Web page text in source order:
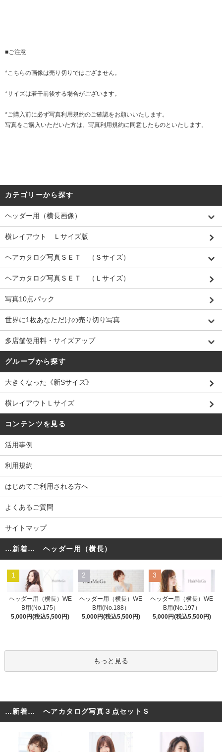
■ご注意
*こちらの画像は売り切りではござません。
*サイズは若干前後する場合がございます。
*ご購入前に必ず写真利用規約のご確認をお願いいたします。
写真をご購入いただいた方は、写真利用規約に同意したものといたします。
カテゴリーから探す
ヘッダー用（横長画像）
横レイアウト Ｌサイズ版
ヘアカタログ写真ＳＥＴ （Ｓサイズ）
ヘアカタログ写真ＳＥＴ （Ｌサイズ）
写真10点パック
世界に1枚あなただけの売り切り写真
多店舗使用料・サイズアップ
グループから探す
大きくなった《新Sサイズ》
横レイアウトＬサイズ
コンテンツを見る
活用事例
利用規約
はじめてご利用される方へ
よくあるご質問
サイトマップ
…新着… ヘッダー用（横長）
1
ヘッダー用（横長）WE
B用(No.175）
5,000円(税込5,500円)
2
ヘッダー用（横長）WE
B用(No.188）
5,000円(税込5,500円)
3
ヘッダー用（横長）WE
B用(No.197）
5,000円(税込5,500円)
もっと見る
…新着… ヘアカタログ写真３点セットＳ